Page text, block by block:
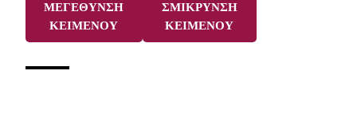
ΜΕΓΕΘΥΝΣΗ
ΚΕΙΜΕΝΟΥ
ΣΜΙΚΡΥΝΣΗ
ΚΕΙΜΕΝΟΥ